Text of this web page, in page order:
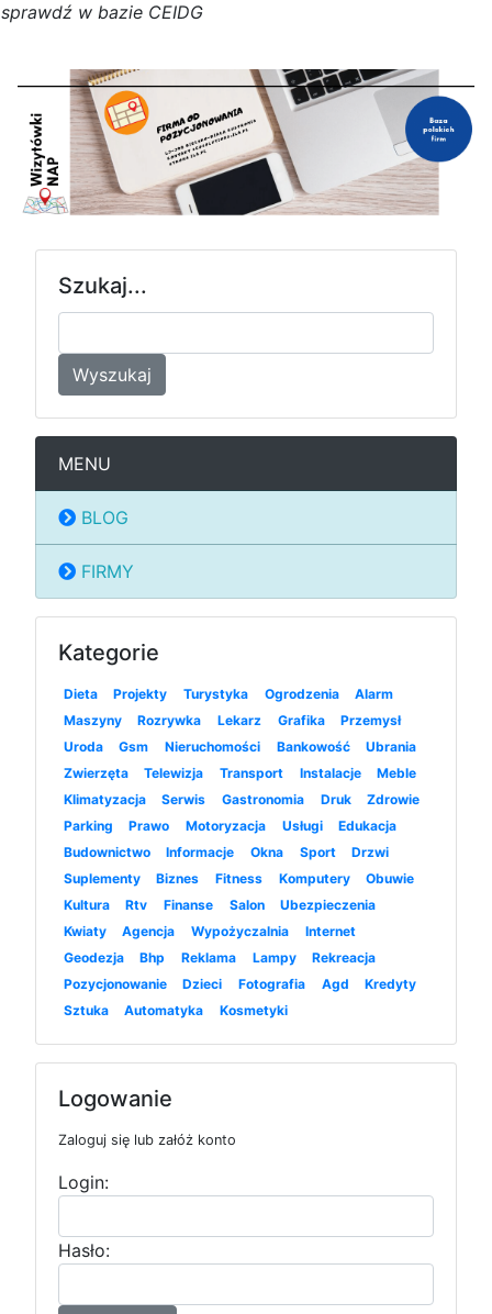
sprawdź w bazie CEIDG
Szukaj...
Wyszukaj
MENU
BLOG
FIRMY
Kategorie
Dieta Projekty Turystyka Ogrodzenia
Alarm
Maszyny
Rozrywka Lekarz Grafika
Przemysł
Uroda
Gsm Nieruchomości Bankowość
Ubrania
Zwierzęta
Telewizja Transport Instalacje
Meble
Klimatyzacja
Serwis Gastronomia Druk
Zdrowie
Parking
Prawo Motoryzacja Usługi
Edukacja
Budownictwo
Informacje Okna Sport
Drzwi
Suplementy
Biznes Fitness Komputery
Obuwie
Kultura
Rtv Finanse Salon
Ubezpieczenia
Kwiaty
Agencja Wypożyczalnia
Internet
Geodezja
Bhp Reklama Lampy
Rekreacja
Pozycjonowanie
Dzieci Fotografia Agd
Kredyty
Sztuka
Automatyka Kosmetyki
Logowanie
Zaloguj się lub załóż konto
Login:
Hasło: